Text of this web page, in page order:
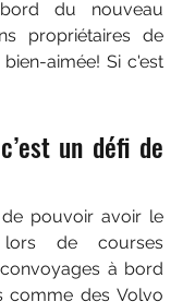
du nouveau
propriétaires de
aimée! Si c'est
un défi de
de pouvoir avoir le
lors de courses
à bord
comme des Volvo